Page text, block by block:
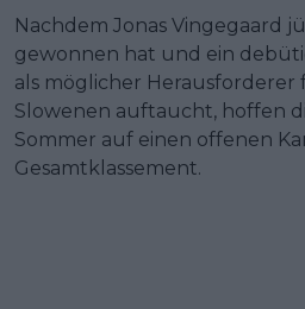
Nachdem Jonas Vingegaard
gewonnen hat und ein
als möglicher Herausforderer
Slowenen auftaucht, hoffen
Sommer auf einen offenen
Gesamtklassement.